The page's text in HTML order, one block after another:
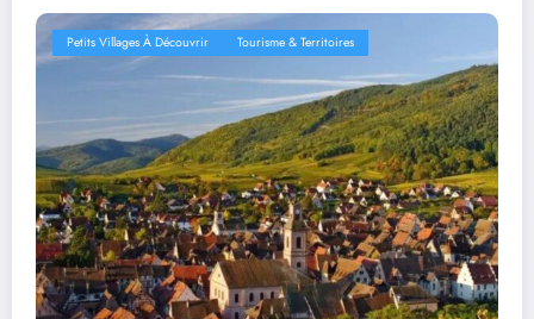
Petits Villages À Découvrir Tourisme & Territoires